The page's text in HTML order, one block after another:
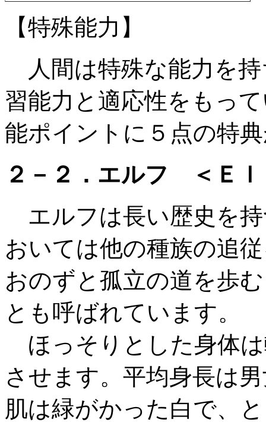
【特殊能力】
人間は特殊な能力を
習能力と適応性をもっ
能ポイントに５点の特
２－２．エルフ ＜Ｅｌ
エルフは長い歴史を
おいては他の種族の追
おのずと孤立の道を歩
とも呼ばれています。
ほっそりとした身体
させます。平均身長は
肌は緑がかった白で、